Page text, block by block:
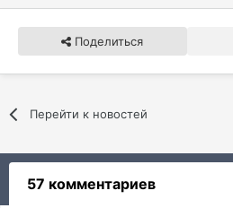
Поделиться
Перейти к новостей
57 комментариев